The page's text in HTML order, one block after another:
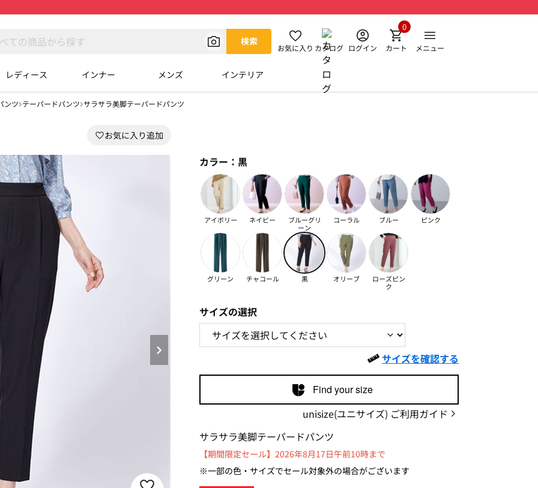
検索
お気に入り カタログ ログイン カート
0
メニュー
レディース インナー メンズ インテリア
ンツ テーパードパンツ サラサラ美脚テーパードパンツ
カラー： 黒
アイボリー ネイビー
ブルーグリ
ーン
コーラル ブルー ピンク
グリーン チャコール 黒 オリーブ
ローズピン
ク
サイズの選択
サイズを確認する
Find your size
unisize(ユニサイズ) ご利用ガイド
サラサラ美脚テーパードパンツ
【期間限定セール】2026年8月17日午前10時まで
※一部の色・サイズでセール対象外の場合がございます